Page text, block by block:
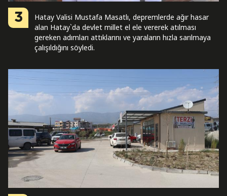
3
Hatay Valisi Mustafa Masatlı, depremlerde ağır hasar
alan Hatay`da devlet millet el ele vererek atılması
gereken adımları attıklarını ve yaraların hızla sarılmaya
çalışıldığını söyledi.